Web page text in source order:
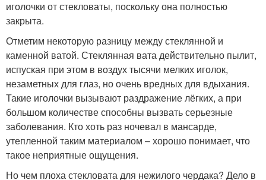
иголочки от стекловаты, поскольку она полностью
закрыта.
Отметим некоторую разницу между стеклянной и
каменной ватой. Стеклянная вата действительно пылит,
испуская при этом в воздух тысячи мелких иголок,
незаметных для глаз, но очень вредных для вдыхания.
Такие иголочки вызывают раздражение лёгких, а при
большом количестве способны вызвать серьезные
заболевания. Кто хоть раз ночевал в мансарде,
утепленной таким материалом – хорошо понимает, что
такое неприятные ощущения.
Но чем плоха стекловата для нежилого чердака? Дело в